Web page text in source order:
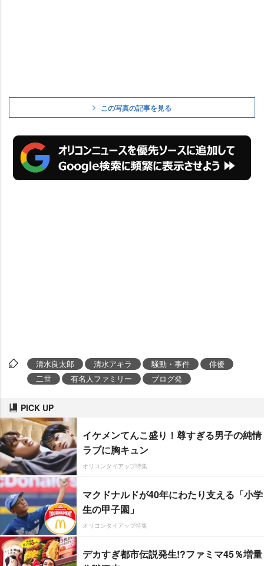
この写真の記事を見る
清水良太郎 清水アキラ 騒動・事件
俳優
二世
有名人ファミリー ブログ発
PICK UP
イケメンてんこ盛り！尊すぎる男子の純情
ラブに胸キュン
オリコンタイアップ特集
マクドナルドが40年にわたり支える「小学
生の甲子園」
オリコンタイアップ特集
デカすぎ都市伝説発生!?ファミマ45％増量